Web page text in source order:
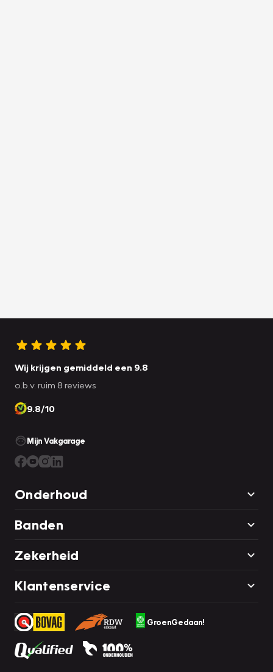
Wij krijgen gemiddeld een 9.8
o.b.v. ruim 8 reviews
9.8/10
Mijn Vakgarage
Onderhoud
Banden
Zekerheid
Klantenservice
GroenGedaan!